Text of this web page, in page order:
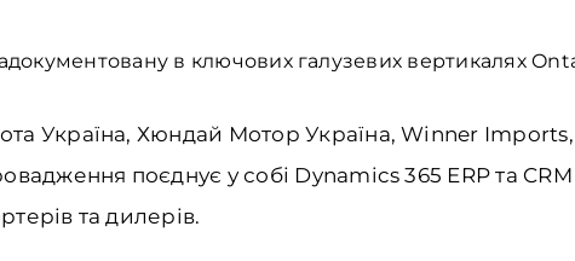
в ключових галузевих вертикалях
Україна, Хюндай Мотор Україна, Winner
поєднує у собі Dynamics 365 ERP та
та дилерів.